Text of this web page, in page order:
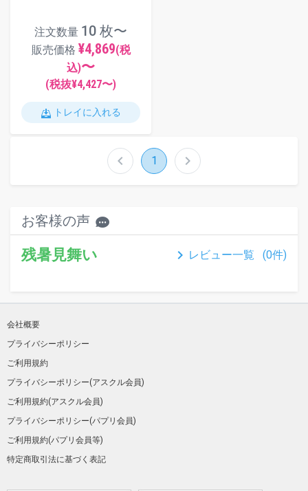
注文数量 10 枚〜
販売価格 ¥4,869(税
込)〜
(税抜¥4,427〜)
トレイに入れる
chevron_left 1 chevron_right
お客様の声
残暑見舞い keyboard_arrow_right レビュー一覧 (0件)
会社概要
プライバシーポリシー
ご利用規約
プライバシーポリシー(アスクル会員)
ご利用規約(アスクル会員)
プライバシーポリシー(パプリ会員)
ご利用規約(パプリ会員等)
特定商取引法に基づく表記